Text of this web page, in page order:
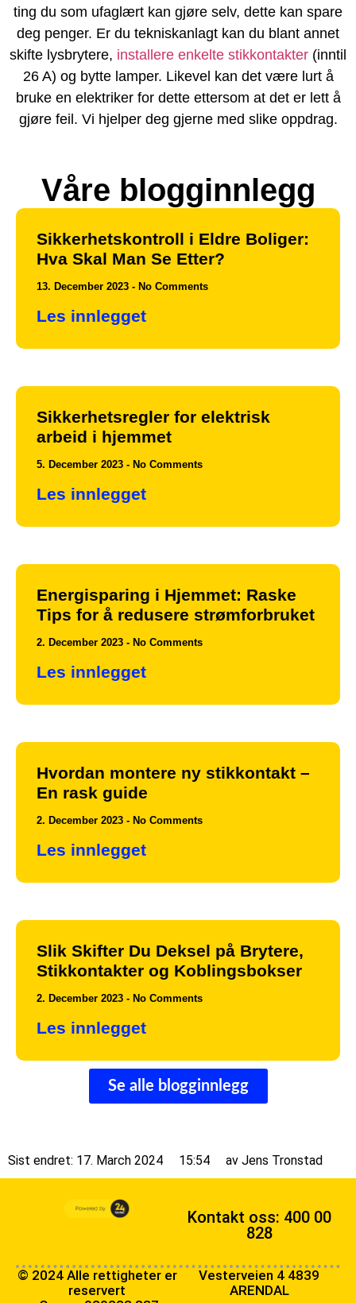
ting du som ufaglært kan gjøre selv, dette kan spare
deg penger. Er du tekniskanlagt kan du blant annet
skifte lysbrytere, installere enkelte stikkontakter (inntil
26 A) og bytte lamper. Likevel kan det være lurt å
bruke en elektriker for dette ettersom at det er lett å
gjøre feil. Vi hjelper deg gjerne med slike oppdrag.
Våre blogginnlegg
Sikkerhetskontroll i Eldre Boliger:
Hva Skal Man Se Etter?
13. December 2023 No Comments
Les innlegget
Sikkerhetsregler for elektrisk
arbeid i hjemmet
5. December 2023 No Comments
Les innlegget
Energisparing i Hjemmet: Raske
Tips for å redusere strømforbruket
2. December 2023 No Comments
Les innlegget
Hvordan montere ny stikkontakt –
En rask guide
2. December 2023 No Comments
Les innlegget
Slik Skifter Du Deksel på Brytere,
Stikkontakter og Koblingsbokser
2. December 2023 No Comments
Les innlegget
Se alle blogginnlegg
Sist endret: 17. March 2024 15:54 av Jens Tronstad
Kontakt oss: 400 00
828
© 2024 Alle rettigheter er
reservert
Vesterveien 4 4839
ARENDAL